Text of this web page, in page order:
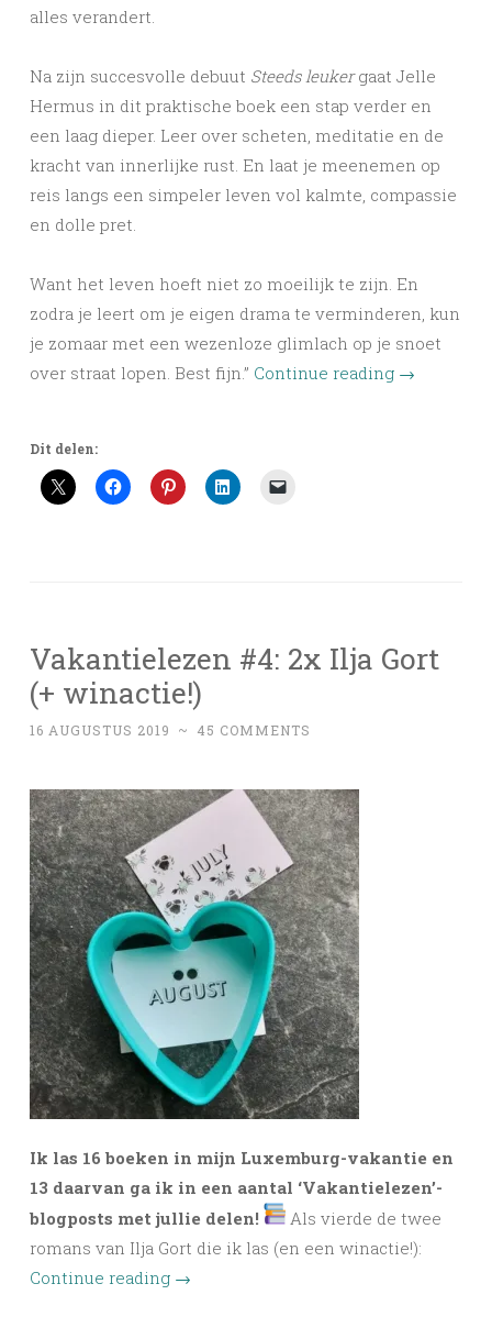
alles verandert.
Na zijn succesvolle debuut Steeds leukergaat Jelle
Hermus in dit praktische boek een stap verder en
een laag dieper. Leer over scheten, meditatie en de
kracht van innerlijke rust. En laat je meenemen op
reis langs een simpeler leven vol kalmte, compassie
en dolle pret.
Want het leven hoeft niet zo moeilijk te zijn. En
zodra je leert om je eigen drama te verminderen, kun
je zomaar met een wezenloze glimlach op je snoet
over straat lopen. Best fijn.” Continue reading →
Dit delen:
Vakantielezen #4: 2x Ilja Gort
(+ winactie!)
16 AUGUSTUS 2019 ~ 45 COMMENTS
Ik las 16 boeken in mijn Luxemburg-vakantie en
13 daarvan ga ik in een aantal ‘Vakantielezen’-
blogposts met jullie delen!
Als vierde de twee
romans van Ilja Gort die ik las (en een winactie!):
Continue reading →